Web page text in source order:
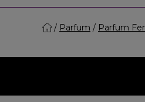
Parfum Parfum